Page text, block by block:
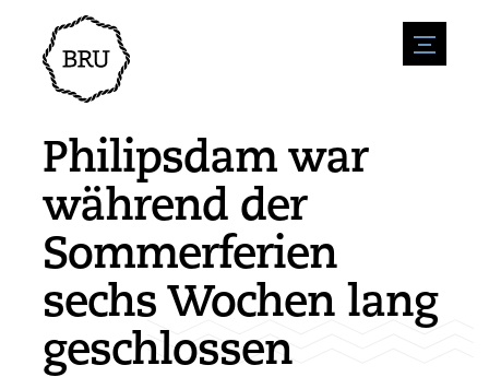
menu
Veranstaltungskalender
Veranstaltung anmelden
Übernachtung
Geschäfte
Natur & wasser
Sport
Sehenswürdigkeiten
Geschichte
Zugänglichkeit
Parken
Wohnumfeld
Um zu unternehmen
Stellenangebote
Stellenangebote veröffentlichen
Unternehmen
BIZ Bruinisse
Nachrichtenübersicht
Neuigkeiten einreichen
Philipsdam war
während der
Sommerferien
sechs Wochen lang
geschlossen